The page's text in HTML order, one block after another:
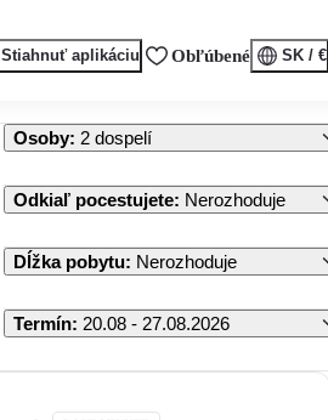
Stiahnuť aplikáciu Obľúbené SK / €
Osoby: 2 dospelí
Odkiaľ pocestujete: Nerozhoduje
Dĺžka pobytu: Nerozhoduje
Termín: 20.08 - 27.08.2026